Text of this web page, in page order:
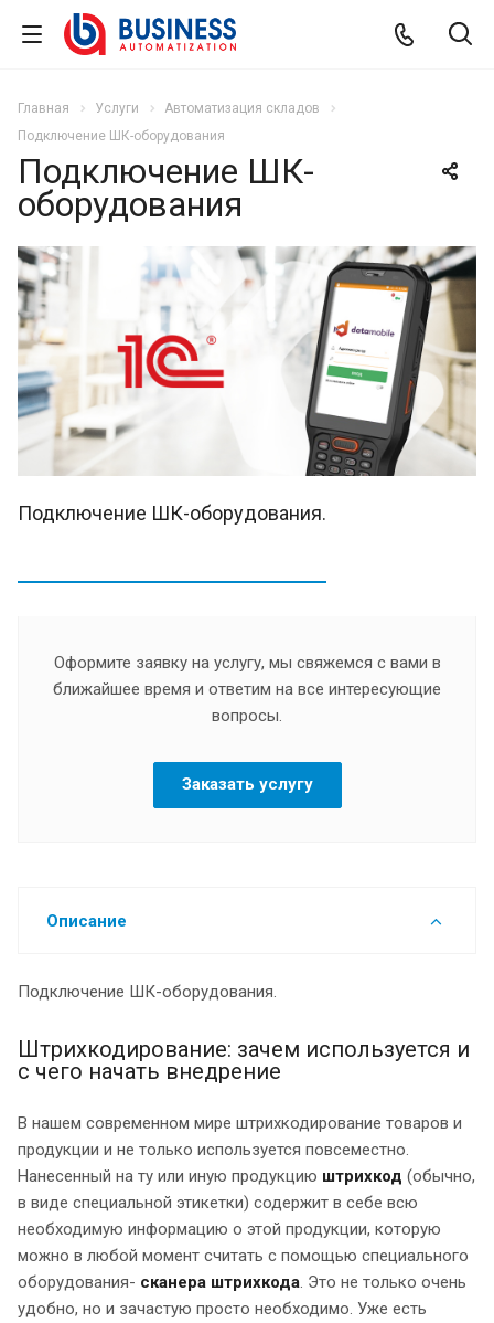
Главная Услуги
Автоматизация складов
Подключение ШК-оборудования
Подключение ШК-
оборудования
Подключение ШК-оборудования.
Оформите заявку на услугу, мы свяжемся с вами в
ближайшее время и ответим на все интересующие
вопросы.
Заказать услугу
Описание
Подключение ШК-оборудования.
Штрихкодирование: зачем используется и
с чего начать внедрение
В нашем современном мире штрихкодирование товаров и
продукции и не только используется повсеместно.
Нанесенный на ту или иную продукцию штрихкод (обычно,
в виде специальной этикетки) содержит в себе всю
необходимую информацию о этой продукции, которую
можно в любой момент считать с помощью специального
оборудования- сканера штрихкода. Это не только очень
удобно, но и зачастую просто необходимо. Уже есть